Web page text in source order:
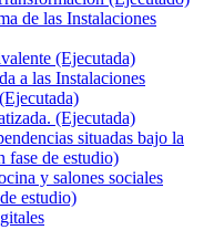
de las Instalaciones
(Ejecutada)
a las Instalaciones
(Ejecutada)
situadas bajo la
fase de estudio)
y salones sociales
estudio)